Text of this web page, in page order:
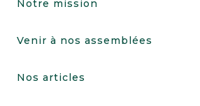
Notre mission
Venir à nos assemblées
Nos articles